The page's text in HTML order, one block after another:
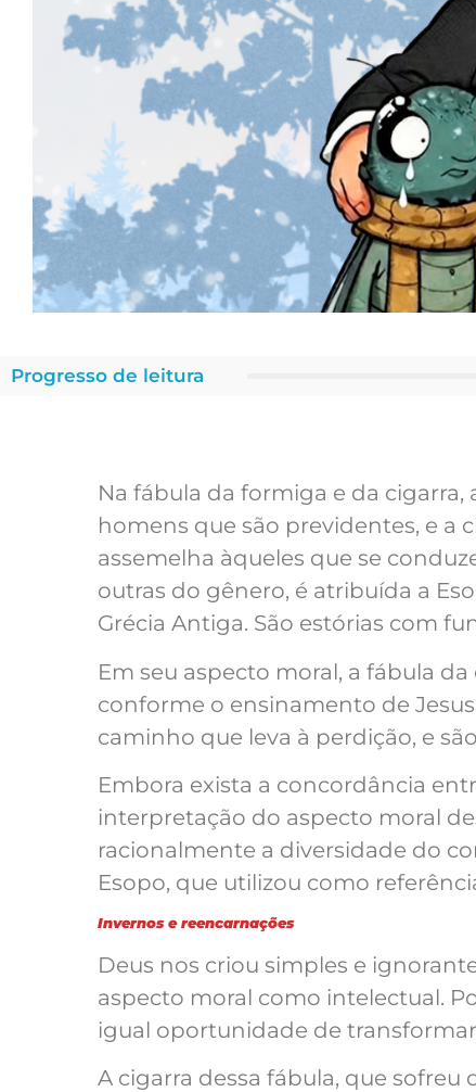
Progresso de leitura
Na fábula da formiga e da
homens que são previdentes, e a
assemelha àqueles que se
outras do gênero, é atribuída a
Grécia Antiga. São estórias com
Em seu aspecto moral, a fábula
conforme o ensinamento de
caminho que leva à perdição, e
Embora exista a concordância
interpretação do aspecto moral
racionalmente a diversidade do
Esopo, que utilizou como
Invernos e reencarnações
Deus nos criou simples e
aspecto moral como intelectual.
igual oportunidade de
A cigarra dessa fábula, que